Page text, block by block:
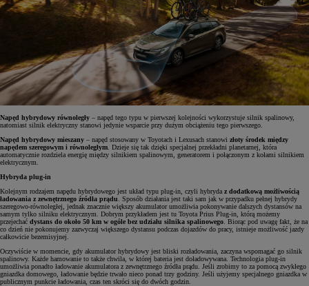
Napęd hybrydowy równoległy – napęd tego typu w pierwszej kolejności wykorzystuje silnik spalinowy,
natomiast silnik elektryczny stanowi jedynie wsparcie przy dużym obciążeniu tego pierwszego.
Napęd hybrydowy mieszany – napęd stosowany w Toyotach i Lexusach stanowi złoty środek między
napędem szeregowym i równoległym . Dzieje się tak dzięki specjalnej przekładni planetarnej, która
automatycznie rozdziela energię między silnikiem spalinowym, generatorem i połączonym z kołami silnikiem
elektrycznym.
Hybryda plug-in
Kolejnym rodzajem napędu hybrydowego jest układ typu plug-in, czyli hybryda z dodatkową możliwością
ładowania z zewnętrznego źródła prądu . Sposób działania jest taki sam jak w przypadku pełnej hybrydy
szeregowo-równoległej, jednak znacznie większy akumulator umożliwia pokonywanie dalszych dystansów na
samym tylko silniku elektrycznym. Dobrym przykładem jest tu Toyota Prius Plug-in, którą możemy
przejechać dystans do około 50 km w ogóle bez udziału silnika spalinowego . Biorąc pod uwagę fakt, że na
co dzień nie pokonujemy zazwyczaj większego dystansu podczas dojazdów do pracy, istnieje możliwość jazdy
całkowicie bezemisyjnej.
Oczywiście w momencie, gdy akumulator hybrydowy jest bliski rozładowania, zaczyna wspomagać go silnik
spalinowy. Każde hamowanie to także chwila, w której bateria jest doładowywana. Technologia plug-in
umożliwia ponadto ładowanie akumulatora z zewnętrznego źródła prądu. Jeśli zrobimy to za pomocą zwykłego
gniazdka domowego, ładowanie będzie trwało nieco ponad trzy godziny. Jeśli użyjemy specjalnego gniazdka w
publicznym punkcie ładowania, czas ten skróci się do dwóch godzin.